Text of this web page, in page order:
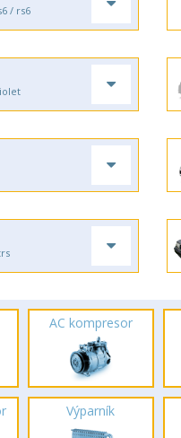
/ rs6
AC kompresor
Výparník